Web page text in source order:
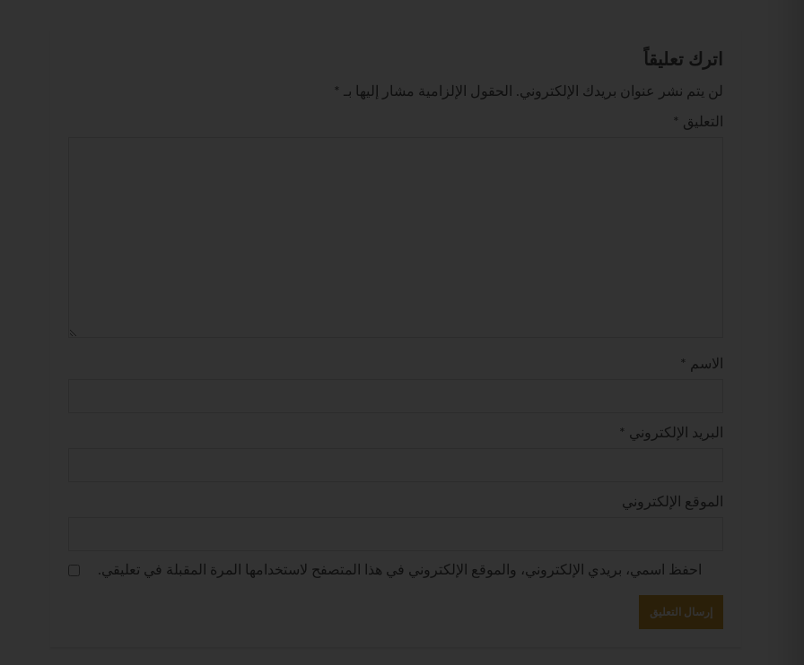
اترك تعليقاً
لن يتم نشر عنوان بريدك الإلكتروني. الحقول الإلزامية مشار إليها بـ *
التعليق *
الاسم *
البريد الإلكتروني *
الموقع الإلكتروني
احفظ اسمي، بريدي الإلكتروني، والموقع الإلكتروني في هذا المتصفح لاستخدامها المرة المقبلة في تعليقي.